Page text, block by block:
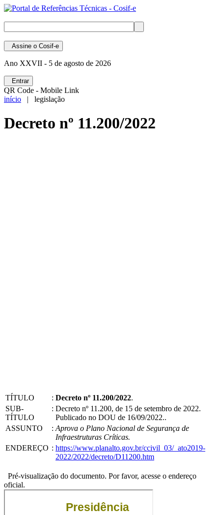
Assine o Cosif-e
Ano XXVII - 5 de agosto de 2026
Entrar
QR Code - Mobile Link
início | legislação
Decreto nº 11.200/2022
TÍTULO : Decreto nº 11.200/2022.
SUB-
TÍTULO
: Decreto nº 11.200, de 15 de setembro de 2022.
Publicado no DOU de 16/09/2022..
ASSUNTO
: Aprova o Plano Nacional de Segurança de
Infraestruturas Críticas.
ENDEREÇO : https://www.planalto.gov.br/ccivil_03/_ato2019-
2022/2022/decreto/D11200.htm
Pré-visualização do documento. Por favor, acesse o endereço
oficial.